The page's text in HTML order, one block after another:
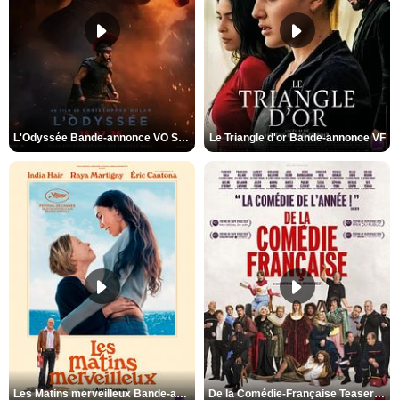
L'Odyssée Bande-annonce VO STFR Le Triangle d'or Bande-annonce VF
Les Matins merveilleux Bande-annonce VF De la Comédie-Française Teaser VF